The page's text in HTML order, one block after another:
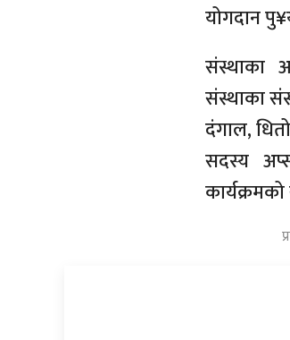
योगदान
संस्थाका
संस्थाका
दंगाल,
सदस्य